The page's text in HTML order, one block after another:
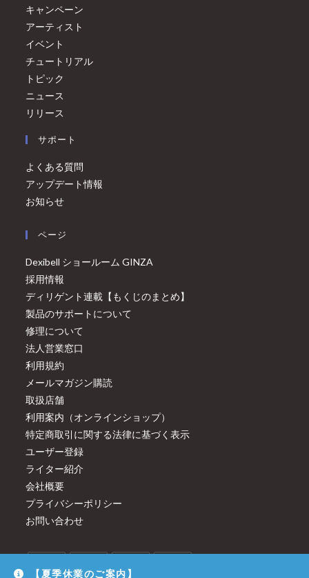
キャンペーン
アーティスト
イベント
チュートリアル
トピック
ニュース
リリース
サポート
よくある質問
アップデート情報
お知らせ
ページ
Dexibell ショールーム GINZA
採用情報
ディリゲント連載【もくじのまとめ】
製品のサポートについて
修理について
法人営業窓口
利用規約
メールマガジン購読
取扱店舗
利用案内（オンラインショップ）
特定商取引に関する法律に基づく表示
ユーザー登録
ライター紹介
会社概要
プライバシーポリシー
お問い合わせ
【夏季休業のご案内】